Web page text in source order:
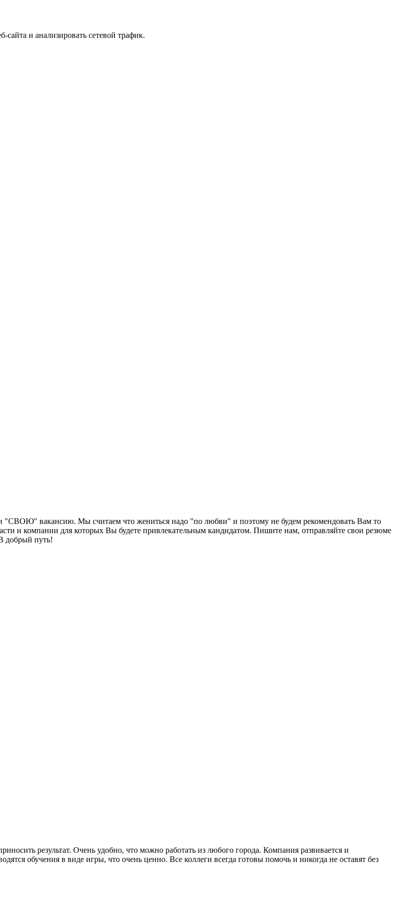
и анализировать сетевой трафик.
вакансию. Мы считаем что жениться надо "по любви" и поэтому не будем рекомендовать Вам то
и компании для которых Вы будете привлекательным кандидатом. Пишите нам, отправляйте свои резюме
добрый путь!
результат. Очень удобно, что можно работать из любого города. Компания развивается и
обучения в виде игры, что очень ценно. Все коллеги всегда готовы помочь и никогда не оставят без